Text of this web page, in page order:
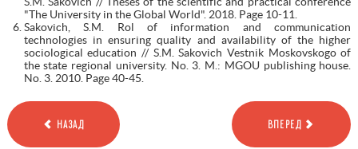
"The University in the Global World". 2018. Page 10-11.
Sakovich, S.M. Rol of information and communication
technologies in ensuring quality and availability of the higher
sociological education // S.M. Sakovich Vestnik Moskovskogo of
the state regional university. No. 3. M.: MGOU publishing house.
No. 3. 2010. Page 40-45.
НАЗАД ВПЕРЕД